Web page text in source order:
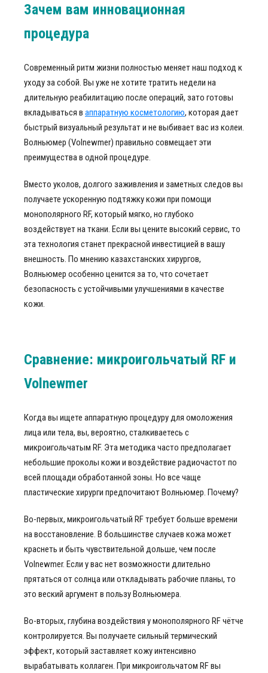
Зачем вам инновационная
процедура
Современный ритм жизни полностью меняет наш подход к
уходу за собой. Вы уже не хотите тратить недели на
длительную реабилитацию после операций, зато готовы
вкладываться в аппаратную косметологию, которая дает
быстрый визуальный результат и не выбивает вас из колеи.
Волньюмер (Volnewmer) правильно совмещает эти
преимущества в одной процедуре.
Вместо уколов, долгого заживления и заметных следов вы
получаете ускоренную подтяжку кожи при помощи
монополярного RF, который мягко, но глубоко
воздействует на ткани. Если вы цените высокий сервис, то
эта технология станет прекрасной инвестицией в вашу
внешность. По мнению казахстанских хирургов,
Волньюмер особенно ценится за то, что сочетает
безопасность с устойчивыми улучшениями в качестве
кожи.
Сравнение: микроигольчатый RF и
Volnewmer
Когда вы ищете аппаратную процедуру для омоложения
лица или тела, вы, вероятно, сталкиваетесь с
микроигольчатым RF. Эта методика часто предполагает
небольшие проколы кожи и воздействие радиочастот по
всей площади обработанной зоны. Но все чаще
пластические хирурги предпочитают Волньюмер. Почему?
Во-первых, микроигольчатый RF требует больше времени
на восстановление. В большинстве случаев кожа может
краснеть и быть чувствительной дольше, чем после
Volnewmer. Если у вас нет возможности длительно
прятаться от солнца или откладывать рабочие планы, то
это веский аргумент в пользу Волньюмера.
Во-вторых, глубина воздействия у монополярного RF чётче
контролируется. Вы получаете сильный термический
эффект, который заставляет кожу интенсивно
вырабатывать коллаген. При микроигольчатом RF вы